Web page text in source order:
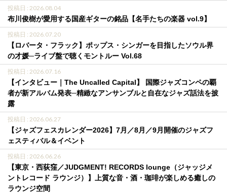
投稿日 : 2026.08.04
布川俊樹が愛用する国産ギターの銘品【名手たちの楽器 vol.9】
投稿日 : 2026.07.20
【ロバータ・フラック】ポップス・シンガーを目指したソウル界
の才媛─ライブ盤で聴くモントルー Vol.68
投稿日 : 2026.07.16
【インタビュー｜The Uncalled Capital】 国際ジャズコンペの覇
者が新アルバム発表─精緻なアンサンブルと自在なジャズ話法を披
露
投稿日 : 2026.06.27
【ジャズフェスカレンダー2026】7月／8月／9月開催のジャズフ
ェスティバル＆イベント
投稿日 : 2026.06.26
【東京・西荻窪／JUDGMENT! RECORDS lounge（ジャッジメ
ントレコード ラウンジ）】上質な音・酒・珈琲が楽しめる癒しの
ラウンジ空間